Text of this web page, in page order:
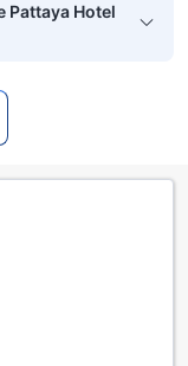
Pattaya Hotel